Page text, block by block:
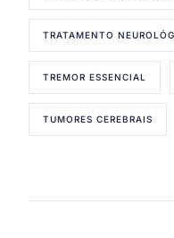
TRATAMENTO
TREMOR ESSENCIAL
TUMORES CEREBRAIS